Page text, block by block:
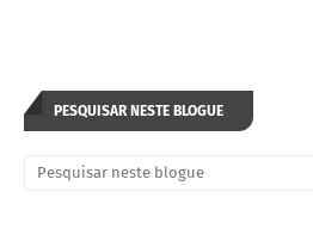
PESQUISAR NESTE BLOGUE